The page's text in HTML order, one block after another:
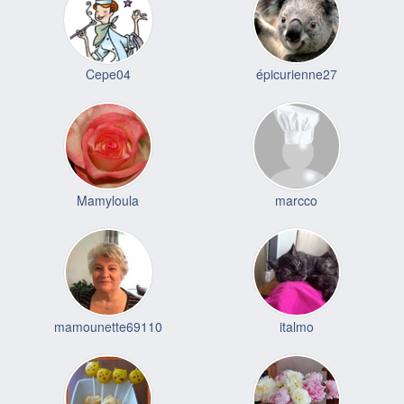
Cepe04 épicurienne27
Mamyloula marcco
mamounette69110 italmo